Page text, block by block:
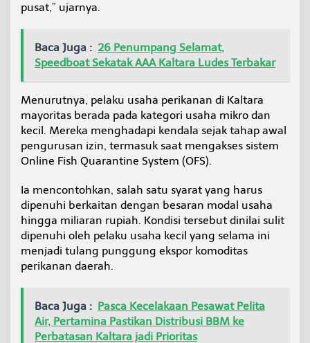
a
l
r
a
D
o
o
g
R
e
i
s
g
u
l
pusat,” ujarnya.
Baca Juga : 26 Penumpang Selamat,
Speedboat Sekatak AAA Kaltara Ludes Terbakar
Menurutnya, pelaku usaha perikanan di Kaltara
mayoritas berada pada kategori usaha mikro dan
kecil. Mereka menghadapi kendala sejak tahap awal
pengurusan izin, termasuk saat mengakses sistem
Online Fish Quarantine System (OFS).
Ia mencontohkan, salah satu syarat yang harus
dipenuhi berkaitan dengan besaran modal usaha
hingga miliaran rupiah. Kondisi tersebut dinilai sulit
dipenuhi oleh pelaku usaha kecil yang selama ini
menjadi tulang punggung ekspor komoditas
perikanan daerah.
Baca Juga : Pasca Kecelakaan Pesawat Pelita
Air, Pertamina Pastikan Distribusi BBM ke
Perbatasan Kaltara jadi Prioritas